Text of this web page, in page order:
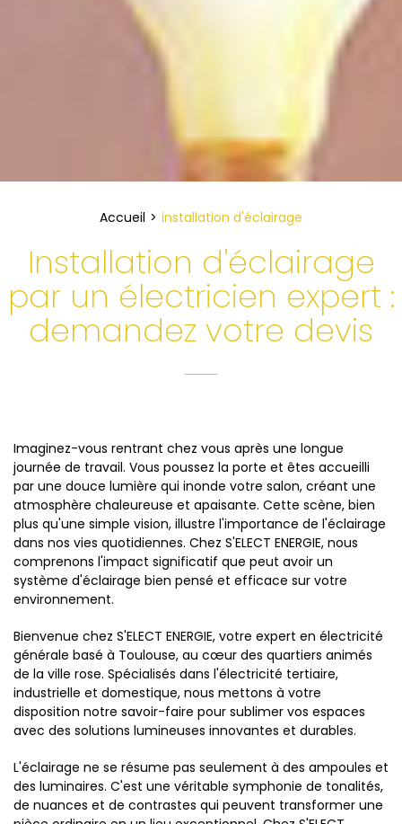
Accueil installation d'éclairage
Installation d'éclairage
par un électricien expert :
demandez votre devis
Imaginez-vous rentrant chez vous après une longue
journée de travail. Vous poussez la porte et êtes accueilli
par une douce lumière qui inonde votre salon, créant une
atmosphère chaleureuse et apaisante. Cette scène, bien
plus qu'une simple vision, illustre l'importance de l'éclairage
dans nos vies quotidiennes. Chez S'ELECT ENERGIE, nous
comprenons l'impact significatif que peut avoir un
système d'éclairage bien pensé et efficace sur votre
environnement.
Bienvenue chez S'ELECT ENERGIE, votre expert en électricité
générale basé à Toulouse, au cœur des quartiers animés
de la ville rose. Spécialisés dans l'électricité tertiaire,
industrielle et domestique, nous mettons à votre
disposition notre savoir-faire pour sublimer vos espaces
avec des solutions lumineuses innovantes et durables.
L'éclairage ne se résume pas seulement à des ampoules et
des luminaires. C'est une véritable symphonie de tonalités,
de nuances et de contrastes qui peuvent transformer une